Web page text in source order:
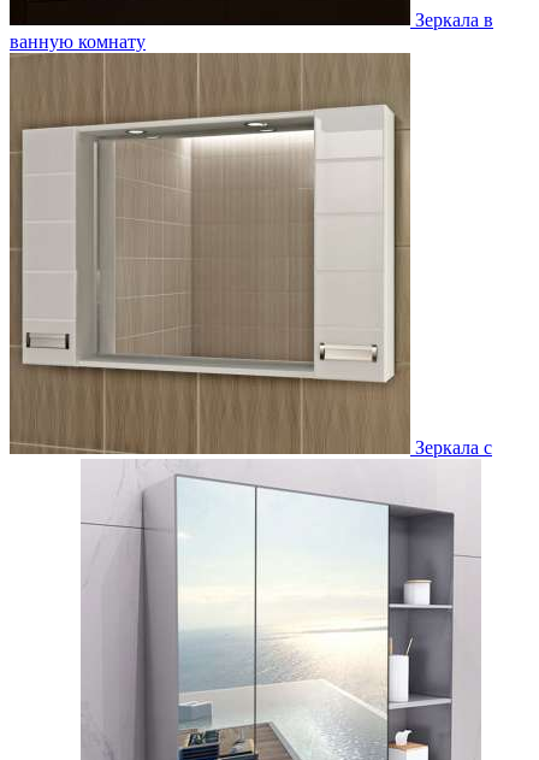
Зеркала в
ванную комнату
Зеркала с